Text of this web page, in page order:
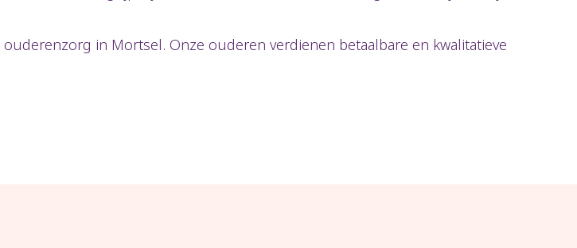
in Mortsel. Onze ouderen verdienen betaalbare en kwalitatieve